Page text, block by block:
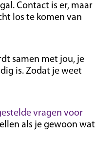
Contact is er, maar
los te komen van
samen met jou, je
is. Zodat je weet
vragen voor
als je gewoon wat